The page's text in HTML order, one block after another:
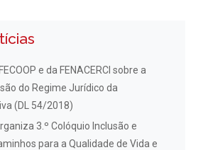
e da FENACERCI sobre a
do Regime Jurídico da
(DL 54/2018)
3.º Colóquio Inclusão e
para a Qualidade de Vida e